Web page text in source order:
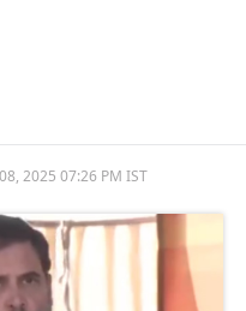
2025 07:26 PM IST